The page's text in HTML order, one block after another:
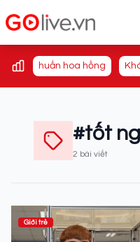
huấn hoa hồng
#tốt
2 bài viết
Giới trẻ